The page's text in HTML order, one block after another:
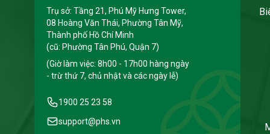
Trụ sở: Tầng 21, Phú Mỹ Hưng Tower,
08 Hoàng Văn Thái, Phường Tân Mỹ,
Thành phố Hồ Chí Minh
(cũ: Phường Tân Phú, Quận 7)
(Giờ làm việc: 8h00 - 17h00 hàng ngày
- trừ thứ 7, chủ nhật và các ngày lễ)
1900 25 23 58
support@phs.vn